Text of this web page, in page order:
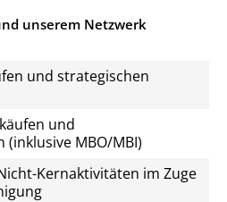
unserem Netzwerk
und strategischen
und
(inklusive MBO/MBI)
Kernaktivitäten im Zuge